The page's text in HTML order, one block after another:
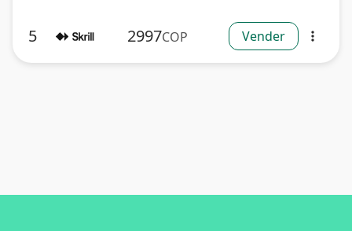
5 2997COP Vender more_vert